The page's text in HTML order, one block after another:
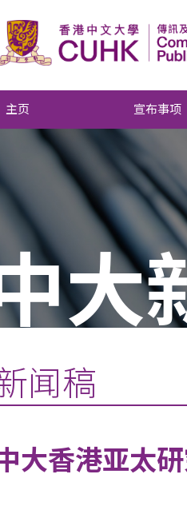
主页 宣布事项
大
闻稿
大香港亚太